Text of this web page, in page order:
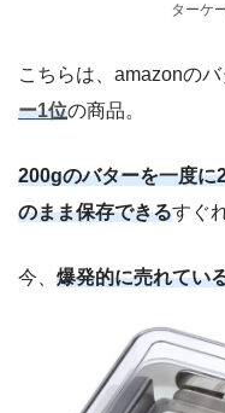
ターケ
こちらは、amazonの
ー1位の商品。
200gのバターを一度に
のまま保存できるすぐ
今、 爆発的に売れてい